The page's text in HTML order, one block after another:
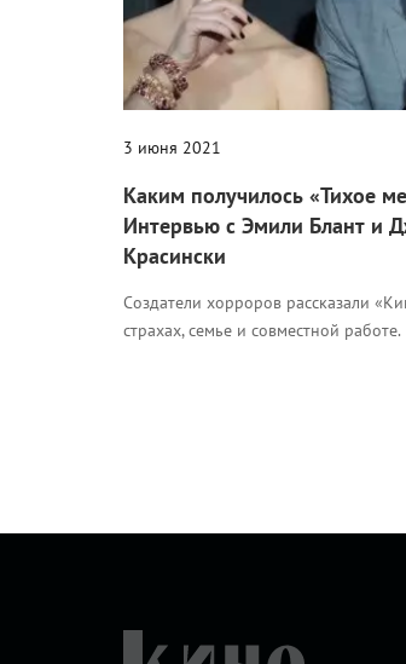
3 июня 2021
Каким получилось «Тихое
Интервью с Эмили Блант и
Красински
Создатели хорроров рассказали
страхах, семье и совместной работе.